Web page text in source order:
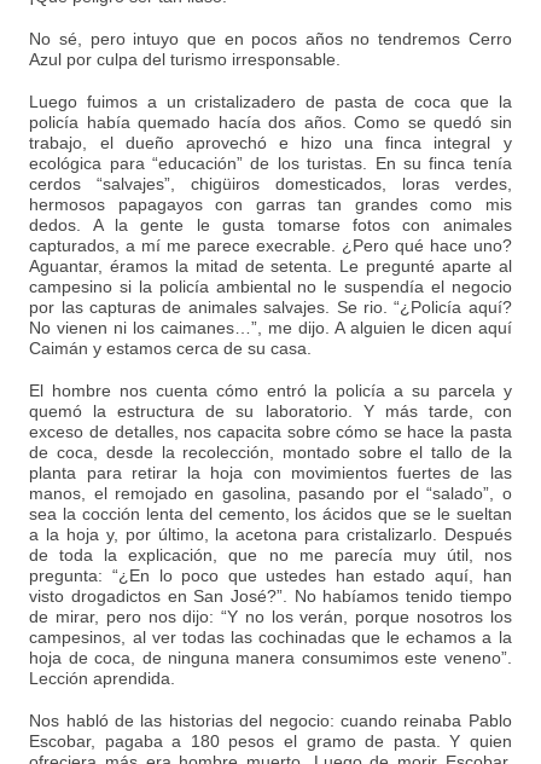
No sé, pero intuyo que en pocos años no tendremos Cerro
Azul por culpa del turismo irresponsable.
Luego fuimos a un cristalizadero de pasta de coca que la
policía había quemado hacía dos años. Como se quedó sin
trabajo, el dueño aprovechó e hizo una finca integral y
ecológica para “educación” de los turistas. En su finca tenía
cerdos “salvajes”, chigüiros domesticados, loras verdes,
hermosos papagayos con garras tan grandes como mis
dedos. A la gente le gusta tomarse fotos con animales
capturados, a mí me parece execrable. ¿Pero qué hace uno?
Aguantar, éramos la mitad de setenta. Le pregunté aparte al
campesino si la policía ambiental no le suspendía el negocio
por las capturas de animales salvajes. Se rio. “¿Policía aquí?
No vienen ni los caimanes…”, me dijo. A alguien le dicen aquí
Caimán y estamos cerca de su casa.
El hombre nos cuenta cómo entró la policía a su parcela y
quemó la estructura de su laboratorio. Y más tarde, con
exceso de detalles, nos capacita sobre cómo se hace la pasta
de coca, desde la recolección, montado sobre el tallo de la
planta para retirar la hoja con movimientos fuertes de las
manos, el remojado en gasolina, pasando por el “salado”, o
sea la cocción lenta del cemento, los ácidos que se le sueltan
a la hoja y, por último, la acetona para cristalizarlo. Después
de toda la explicación, que no me parecía muy útil, nos
pregunta: “¿En lo poco que ustedes han estado aquí, han
visto drogadictos en San José?”. No habíamos tenido tiempo
de mirar, pero nos dijo: “Y no los verán, porque nosotros los
campesinos, al ver todas las cochinadas que le echamos a la
hoja de coca, de ninguna manera consumimos este veneno”.
Lección aprendida.
Nos habló de las historias del negocio: cuando reinaba Pablo
Escobar, pagaba a 180 pesos el gramo de pasta. Y quien